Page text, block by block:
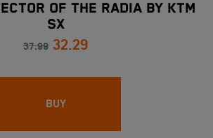
OF THE RADIA BY KTM
SX
37.99 32.29
BUY